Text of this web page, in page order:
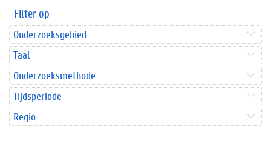
Filter op
Onderzoeksgebied
Taal
Onderzoeksmethode
Tijdsperiode
Regio